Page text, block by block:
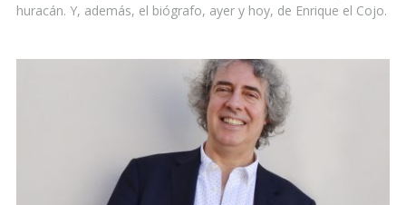
huracán. Y, además, el biógrafo, ayer y hoy, de Enrique el Cojo.